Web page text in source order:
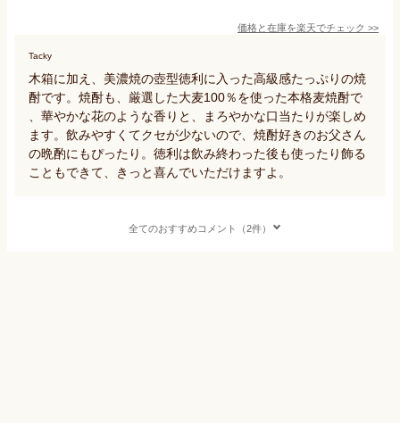
価格と在庫を楽天でチェック >>
Tacky
木箱に加え、美濃焼の壺型徳利に入った高級感たっぷりの焼
酎です。焼酎も、厳選した大麦100％を使った本格麦焼酎で
、華やかな花のような香りと、まろやかな口当たりが楽しめ
ます。飲みやすくてクセが少ないので、焼酎好きのお父さん
の晩酌にもぴったり。徳利は飲み終わった後も使ったり飾る
こともできて、きっと喜んでいただけますよ。
全てのおすすめコメント（2件）